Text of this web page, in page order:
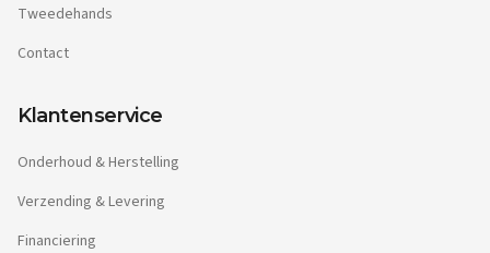
Tweedehands
Contact
Klantenservice
Onderhoud & Herstelling
Verzending & Levering
Financiering